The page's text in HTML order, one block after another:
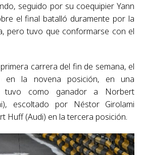
seguido por su coequipier Yann
el final batalló duramente por la
pero tuvo que conformarse con el
carrera del fin de semana, el
en la novena posición, en una
tuvo como ganador a Norbert
escoltado por Néstor Girolami
Huff (Audi) en la tercera posición.